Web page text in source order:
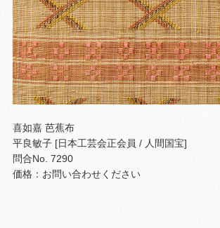
喜如嘉 芭蕉布
平良敏子 [日本工芸会正会員 / 人間国宝]
問合No. 7290
価格：お問い合わせください